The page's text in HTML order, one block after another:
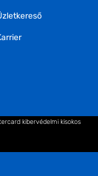
kibervédelmi kisokos